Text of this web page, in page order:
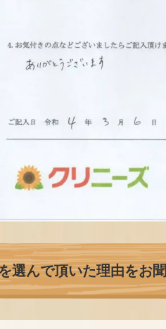
選んで頂いた理由をお